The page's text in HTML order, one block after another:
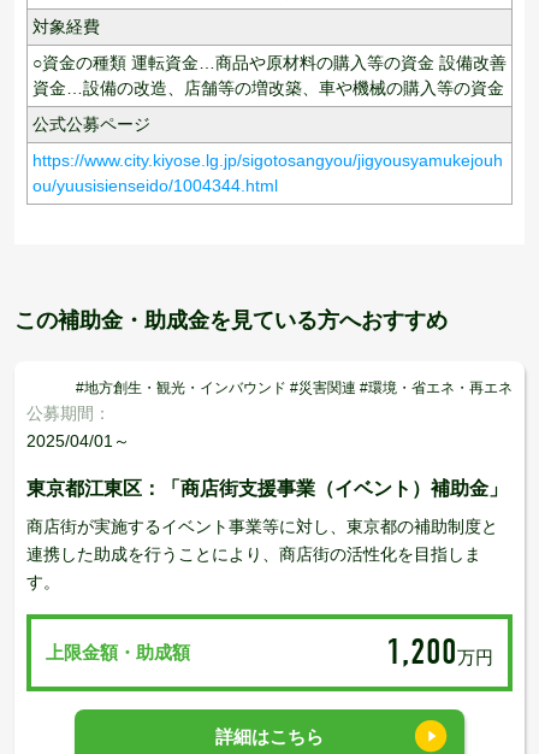
対象経費
○資金の種類 運転資金…商品や原材料の購入等の資金 設備改善
資金…設備の改造、店舗等の増改築、車や機械の購入等の資金
公式公募ページ
https://www.city.kiyose.lg.jp/sigotosangyou/jigyousyamukejouh
ou/yuusisienseido/1004344.html
この補助金・助成金を見ている方へおすすめ
#地方創生・観光・インバウンド #災害関連 #環境・省エネ・再エネ
公募期間：
2025/04/01～
東京都江東区：「商店街支援事業（イベント）補助金」
商店街が実施するイベント事業等に対し、東京都の補助制度と
連携した助成を行うことにより、商店街の活性化を目指しま
す。
上限金額・助成額 1,200万円
詳細はこちら